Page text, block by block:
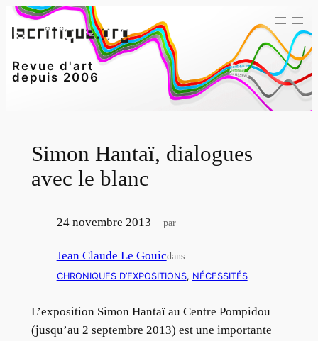
Aller
au
Revue d'art
depuis 2006
Simon Hantaï, dialogues
avec le blanc
24 novembre 2013—par
Jean Claude Le Gouicdans
CHRONIQUES D’EXPOSITIONS, NÉCESSITÉS
L’exposition Simon Hantaï au Centre Pompidou
(jusqu’au 2 septembre 2013) est une importante